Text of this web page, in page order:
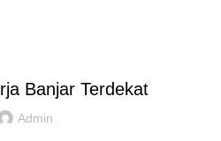
Banjar Terdekat
Admin